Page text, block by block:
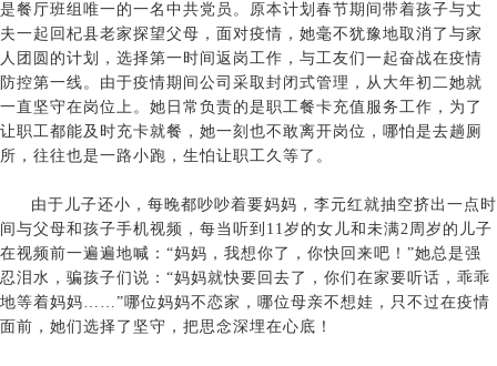
是餐厅班组唯一的一名中共党员。原本计划春节期间带着孩子与丈
夫一起回杞县老家探望父母，面对疫情，她毫不犹豫地取消了与家
人团圆的计划，选择第一时间返岗工作，与工友们一起奋战在疫情
防控第一线。由于疫情期间公司采取封闭式管理，从大年初二她就
一直坚守在岗位上。她日常负责的是职工餐卡充值服务工作，为了
让职工都能及时充卡就餐，她一刻也不敢离开岗位，哪怕是去趟厕
所，往往也是一路小跑，生怕让职工久等了。
由于儿子还小，每晚都吵吵着要妈妈，李元红就抽空挤出一点时
间与父母和孩子手机视频，每当听到11岁的女儿和未满2周岁的儿子
在视频前一遍遍地喊：“妈妈，我想你了，你快回来吧！”她总是强
忍泪水，骗孩子们说：“妈妈就快要回去了，你们在家要听话，乖乖
地等着妈妈……”哪位妈妈不恋家，哪位母亲不想娃，只不过在疫情
面前，她们选择了坚守，把思念深埋在心底！